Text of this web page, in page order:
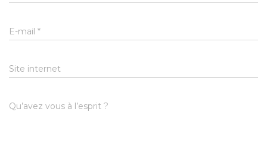
E-mail *
Site internet
Qu’avez vous à l’esprit ?